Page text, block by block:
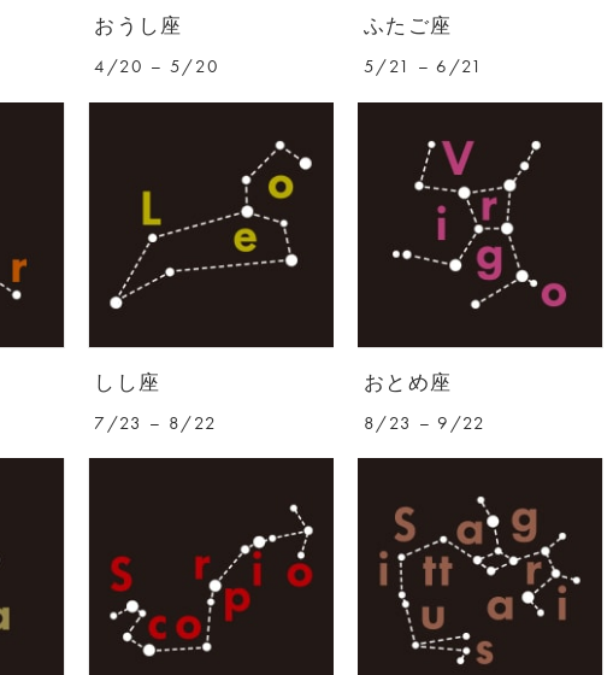
おうし座
4/20 – 5/20
ふたご座
5/21 – 6/21
しし座
7/23 – 8/22
おとめ座
8/23 – 9/22